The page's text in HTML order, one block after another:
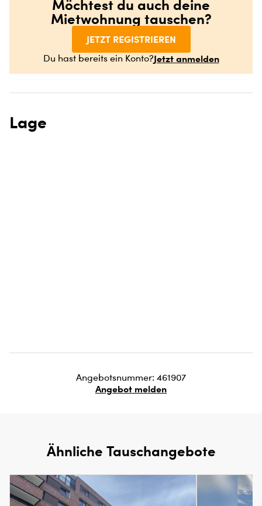
Möchtest du auch deine
Mietwohnung tauschen?
JETZT REGISTRIEREN
Du hast bereits ein Konto?Jetzt anmelden
Lage
Angebotsnummer: 461907
Angebot melden
Ähnliche Tauschangebote